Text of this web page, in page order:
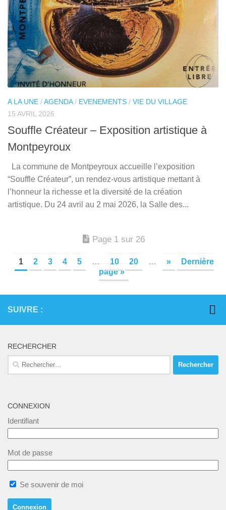
A LA UNE /AGENDA/ EVENEMENTS / VIE DU VILLAGE
15 AVRIL 2026
Souffle Créateur – Exposition artistique à
Montpeyroux
La commune de Montpeyroux accueille l’exposition
“Souffle Créateur”, un rendez-vous artistique mettant à
l’honneur la richesse et la diversité de la création
artistique. Du 24 avril au 2 mai 2026, la Salle des...
Page 1 sur 26
1 2 3 4 5 … 10 20 … »
Dernière
page »
SUIVRE :
RECHERCHER
Rechercher :
CONNEXION
Identifiant
Mot de passe
Se souvenir de moi